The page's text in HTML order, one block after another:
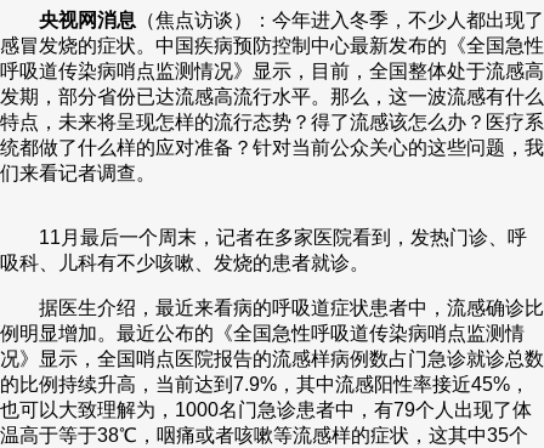
央视网消息 （焦点访谈）：今年进入冬季，不少人都出现了
感冒发烧的症状。中国疾病预防控制中心最新发布的《全国急性
呼吸道传染病哨点监测情况》显示，目前，全国整体处于流感高
发期，部分省份已达流感高流行水平。那么，这一波流感有什么
特点，未来将呈现怎样的流行态势？得了流感该怎么办？医疗系
统都做了什么样的应对准备？针对当前公众关心的这些问题，我
们来看记者调查。
11月最后一个周末，记者在多家医院看到，发热门诊、呼
吸科、儿科有不少咳嗽、发烧的患者就诊。
据医生介绍，最近来看病的呼吸道症状患者中，流感确诊比
例明显增加。最近公布的《全国急性呼吸道传染病哨点监测情
况》显示，全国哨点医院报告的流感样病例数占门急诊就诊总数
的比例持续升高，当前达到7.9%，其中流感阳性率接近45%，
也可以大致理解为，1000名门急诊患者中，有79个人出现了体
温高于等于38℃，咽痛或者咳嗽等流感样的症状，这其中35个